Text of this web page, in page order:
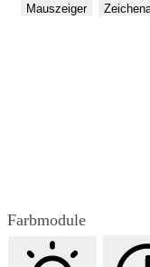
Mauszeiger
Farbmodule